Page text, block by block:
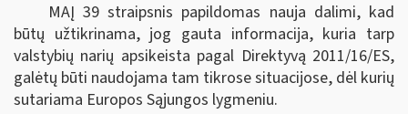
MAĮ 39 straipsnis papildomas nauja dalimi, kad
būtų užtikrinama, jog gauta informacija, kuria tarp
valstybių narių apsikeista pagal Direktyvą 2011/16/ES,
galėtų būti naudojama tam tikrose situacijose, dėl kurių
sutariama Europos Sąjungos lygmeniu.